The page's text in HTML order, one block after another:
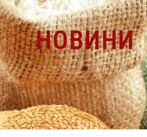
НОВИНИ